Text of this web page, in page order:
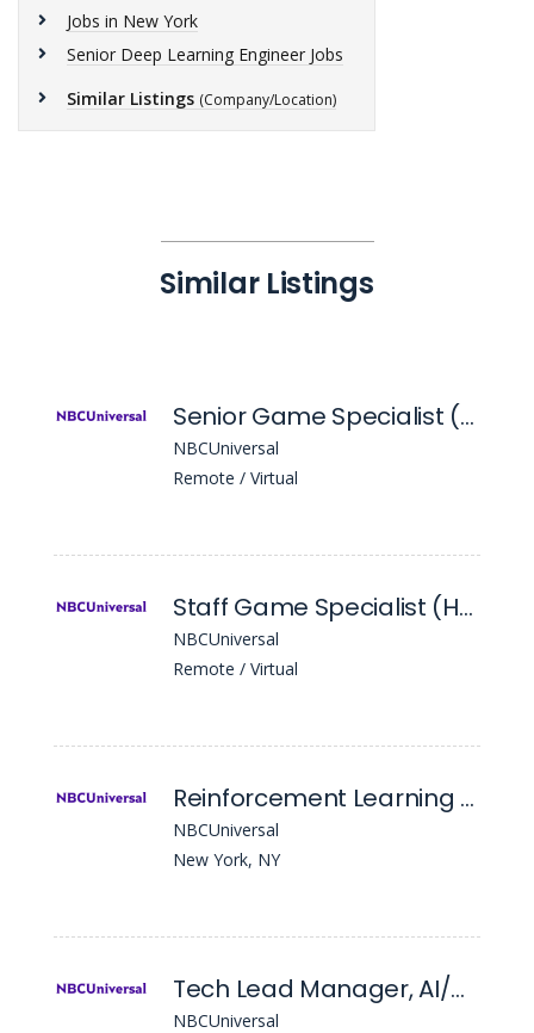
Jobs in New York
Senior Deep Learning Engineer Jobs
Similar Listings (Company/Location)
Similar Listings
Senior Game Specialist (Houdini)
NBCUniversal
Remote / Virtual
Staff Game Specialist (Houdini)
NBCUniversal
Remote / Virtual
Reinforcement Learning Engineer
NBCUniversal
New York, NY
Tech Lead Manager, AI/ML Engineering (East Coast)
NBCUniversal